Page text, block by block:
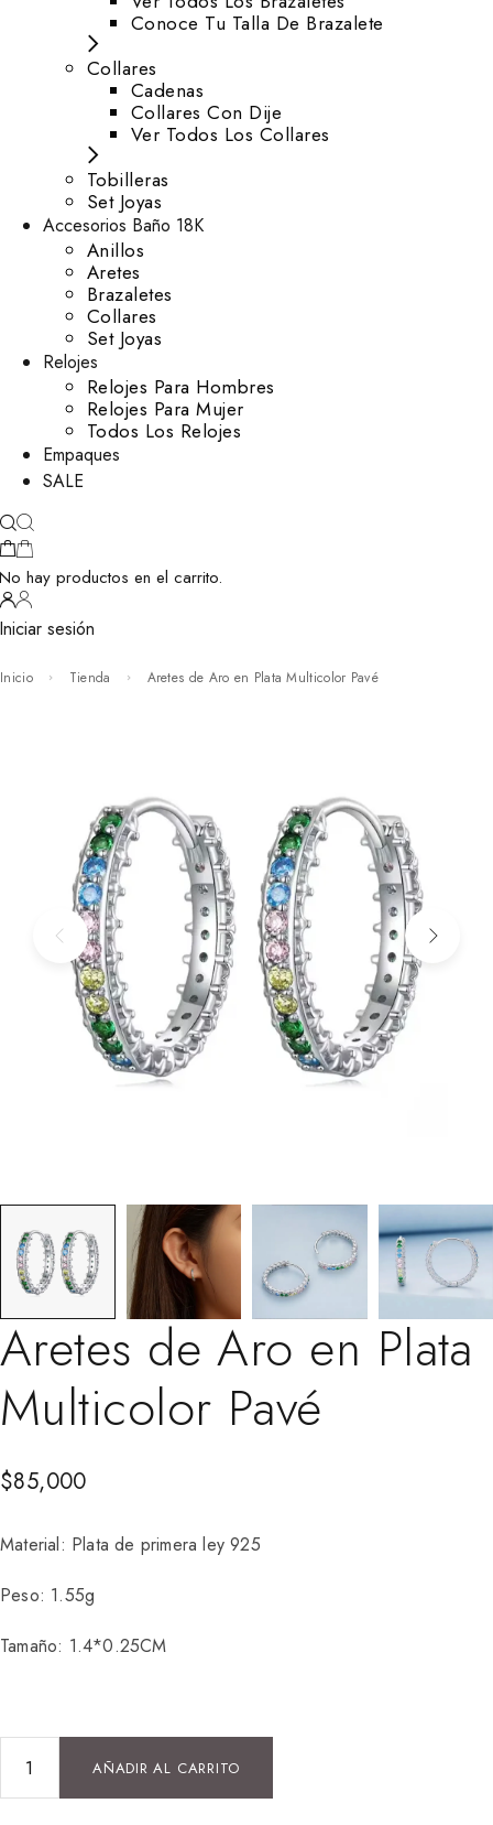
Conoce Tu Talla De Brazalete
Collares
Cadenas
Collares Con Dije
Ver Todos Los Collares
Tobilleras
Set Joyas
Accesorios Baño 18K
Anillos
Aretes
Brazaletes
Collares
Set Joyas
Relojes
Relojes Para Hombres
Relojes Para Mujer
Todos Los Relojes
Empaques
SALE
hay productos en el carrito.
sesión
Inicio Tienda Aretes de Aro en Plata Multicolor Pavé
Aretes de Aro en Plata
Multicolor Pavé
$85,000
Material: Plata de primera ley 925
Peso: 1.55g
Tamaño: 1.4*0.25CM
AÑADIR AL CARRITO